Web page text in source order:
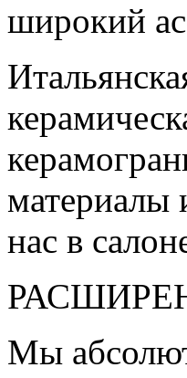
широкий
материалы
нас в
Мы